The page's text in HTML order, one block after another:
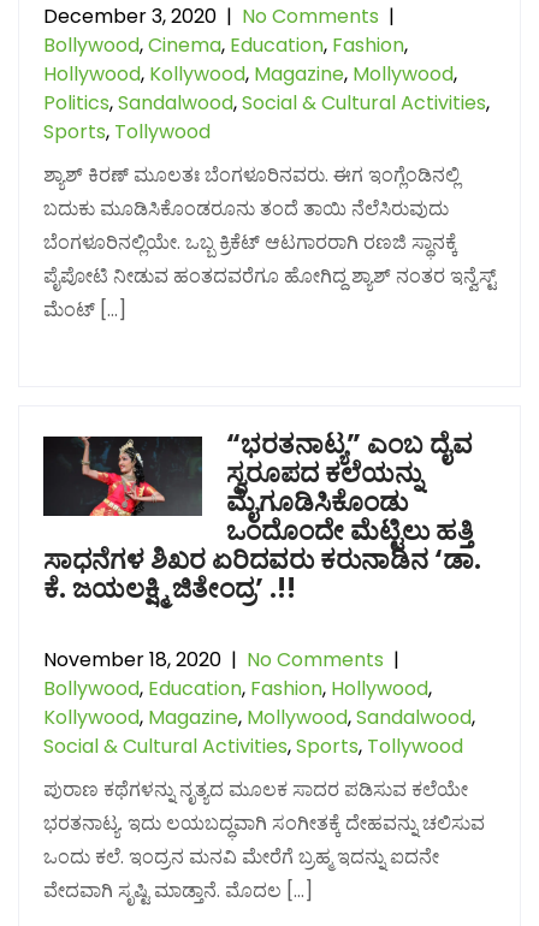
December 3, 2020 | No Comments |
Bollywood,Cinema, Education, Fashion,
Hollywood, Kollywood, Magazine, Mollywood,
Politics,Sandalwood,Social & Cultural Activities,
Sports, Tollywood
ಶ್ಯಾಶ್ ಕಿರಣ್ ಮೂಲತಃ ಬೆಂಗಳೂರಿನವರು. ಈಗ ಇಂಗ್ಲೆಂಡಿನಲ್ಲಿ
ಬದುಕು ಮೂಡಿಸಿಕೊಂಡರೂನು ತಂದೆ ತಾಯಿ ನೆಲೆಸಿರುವುದು
ಬೆಂಗಳೂರಿನಲ್ಲಿಯೇ. ಒಬ್ಬ ಕ್ರಿಕೆಟ್ ಆಟಗಾರರಾಗಿ ರಣಜಿ ಸ್ಥಾನಕ್ಕೆ
ಪೈಪೋಟಿ ನೀಡುವ ಹಂತದವರೆಗೂ ಹೋಗಿದ್ದ ಶ್ಯಾಶ್ ನಂತರ ಇನ್ವೆಸ್ಟ್
ಮೆಂಟ್ […]
“ಭರತನಾಟ್ಯ” ಎಂಬ ದೈವ
ಸ್ವರೂಪದ ಕಲೆಯನ್ನು
ಮೈಗೂಡಿಸಿಕೊಂಡು
ಒಂದೊಂದೇ ಮೆಟ್ಟಿಲು ಹತ್ತಿ
ಸಾಧನೆಗಳ ಶಿಖರ ಏರಿದವರು ಕರುನಾಡಿನ ‘ಡಾ.
ಕೆ. ಜಯಲಕ್ಷ್ಮಿ ಜಿತೇಂದ್ರ’ .!!
November 18, 2020 | No Comments |
Bollywood, Education, Fashion, Hollywood,
Kollywood, Magazine, Mollywood,Sandalwood,
Social & Cultural Activities,Sports, Tollywood
ಪುರಾಣ ಕಥೆಗಳನ್ನು ನೃತ್ಯದ ಮೂಲಕ ಸಾದರ ಪಡಿಸುವ ಕಲೆಯೇ
ಭರತನಾಟ್ಯ. ಇದು ಲಯಬದ್ಧವಾಗಿ ಸಂಗೀತಕ್ಕೆ ದೇಹವನ್ನು ಚಲಿಸುವ
ಒಂದು ಕಲೆ. ಇಂದ್ರನ ಮನವಿ ಮೇರೆಗೆ ಬ್ರಹ್ಮ ಇದನ್ನು ಐದನೇ
ವೇದವಾಗಿ ಸೃಷ್ಟಿ ಮಾಡ್ತಾನೆ. ಮೊದಲ […]